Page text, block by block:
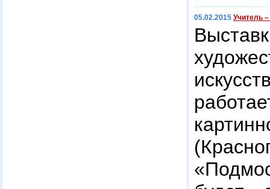
05.02.2015 Учитель